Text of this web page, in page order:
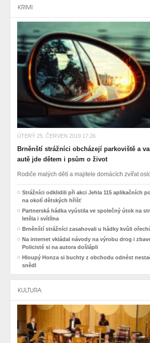
KRIMI
ÚTERÝ 25. ČERVEN 2019 17:26
Brněnští strážníci obcházejí parkoviště a
autě jde dětem i psům o život
Rodiče malých dětí a majitele domácích zvířat
Strážníci odklidili při akci Jehla 115 aplikačních
na okolí dětských hřišť
Partnerská hádka vyústila ve společný útok na
letěla i svítílna
Brněnští strážníci zasahovali u hádky kvůli
Na internet vkládal návody na výrobu drog i
Policisté si na autora došlápli
Hloupý Honza si buchty z obchodu odnést
snědl
KULTURA